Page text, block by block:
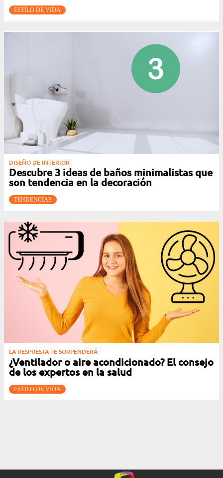
ESTILO DE VIDA
DISEÑO DE INTERIOR
Descubre 3 ideas de baños minimalistas que
son tendencia en la decoración
TENDENCIAS
LA RESPUESTA TE SORPENDERÁ
¿Ventilador o aire acondicionado? El consejo
de los expertos en la salud
ESTILO DE VIDA